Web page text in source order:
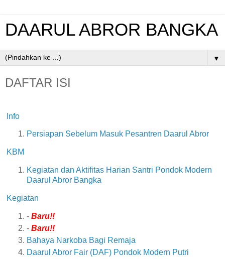
DAARUL ABROR BANGKA
▼
DAFTAR ISI
Info
Persiapan Sebelum Masuk Pesantren Daarul Abror
KBM
Kegiatan dan Aktifitas Harian Santri Pondok Modern
Daarul Abror Bangka
Kegiatan
- Baru!!
- Baru!!
Bahaya Narkoba Bagi Remaja
Daarul Abror Fair (DAF) Pondok Modern Putri